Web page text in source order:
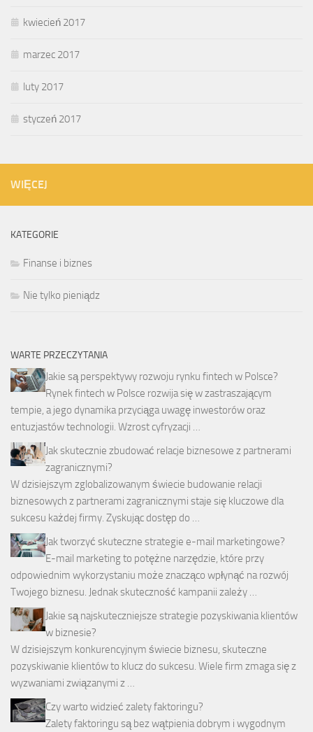
kwiecień 2017
marzec 2017
luty 2017
styczeń 2017
WIĘCEJ
KATEGORIE
Finanse i biznes
Nie tylko pieniądz
WARTE PRZECZYTANIA
Jakie są perspektywy rozwoju rynku fintech w Polsce?
Rynek fintech w Polsce rozwija się w zastraszającym
tempie, a jego dynamika przyciąga uwagę inwestorów oraz
entuzjastów technologii. Wzrost cyfryzacji …
Jak skutecznie zbudować relacje biznesowe z partnerami
zagranicznymi?
W dzisiejszym zglobalizowanym świecie budowanie relacji
biznesowych z partnerami zagranicznymi staje się kluczowe dla
sukcesu każdej firmy. Zyskując dostęp do …
Jak tworzyć skuteczne strategie e-mail marketingowe?
E-mail marketing to potężne narzędzie, które przy
odpowiednim wykorzystaniu może znacząco wpłynąć na rozwój
Twojego biznesu. Jednak skuteczność kampanii zależy …
Jakie są najskuteczniejsze strategie pozyskiwania klientów
w biznesie?
W dzisiejszym konkurencyjnym świecie biznesu, skuteczne
pozyskiwanie klientów to klucz do sukcesu. Wiele firm zmaga się z
wyzwaniami związanymi z …
Czy warto widzieć zalety faktoringu?
Zalety faktoringu są bez wątpienia dobrym i wygodnym